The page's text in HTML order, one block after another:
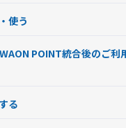
使う
ついて
POINT統合後のご利
る